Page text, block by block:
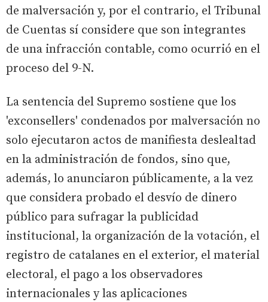
de malversación y, por el contrario, el Tribunal
de Cuentas sí considere que son integrantes
de una infracción contable, como ocurrió en el
proceso del 9-N.
La sentencia del Supremo sostiene que los
'exconsellers' condenados por malversación no
solo ejecutaron actos de manifiesta deslealtad
en la administración de fondos, sino que,
además, lo anunciaron públicamente, a la vez
que considera probado el desvío de dinero
público para sufragar la publicidad
institucional, la organización de la votación, el
registro de catalanes en el exterior, el material
electoral, el pago a los observadores
internacionales y las aplicaciones